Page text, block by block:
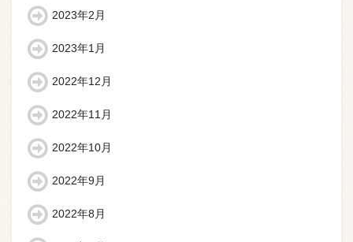
2023年2月
2023年1月
2022年12月
2022年11月
2022年10月
2022年9月
2022年8月